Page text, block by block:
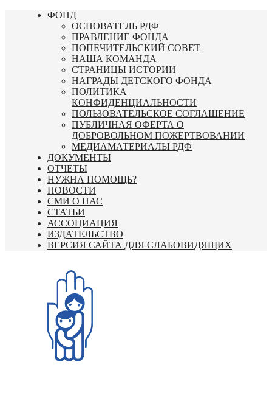
Перейти
ФОНД
ОСНОВАТЕЛЬ РДФ
ПРАВЛЕНИЕ ФОНДА
ПОПЕЧИТЕЛЬСКИЙ СОВЕТ
НАША КОМАНДА
СТРАНИЦЫ ИСТОРИИ
НАГРАДЫ ДЕТСКОГО ФОНДА
ПОЛИТИКА
КОНФИДЕНЦИАЛЬНОСТИ
ПОЛЬЗОВАТЕЛЬСКОЕ СОГЛАШЕНИЕ
ПУБЛИЧНАЯ ОФЕРТА О
ДОБРОВОЛЬНОМ ПОЖЕРТВОВАНИИ
МЕДИАМАТЕРИАЛЫ РДФ
ДОКУМЕНТЫ
ОТЧЕТЫ
НУЖНА ПОМОЩЬ?
НОВОСТИ
СМИ О НАС
СТАТЬИ
АССОЦИАЦИЯ
ИЗДАТЕЛЬСТВО
ВЕРСИЯ САЙТА ДЛЯ СЛАБОВИДЯЩИХ